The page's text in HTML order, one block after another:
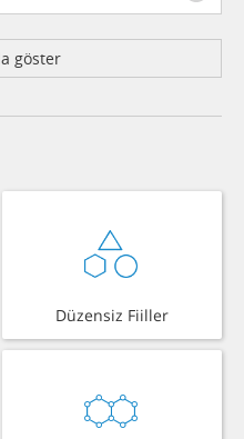
göster
Düzensiz Fiiller